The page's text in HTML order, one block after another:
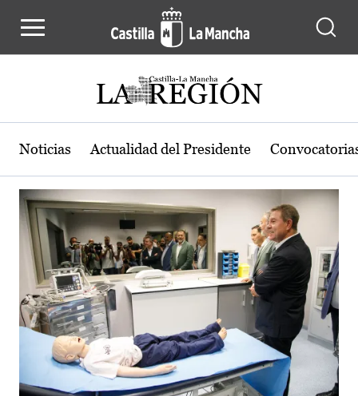
Actualidad de la región de Castilla-
Noticias Actualidad del Presidente